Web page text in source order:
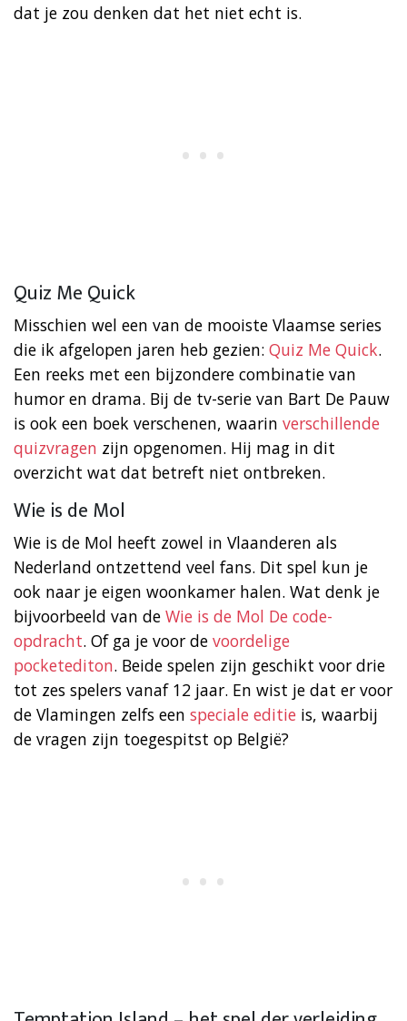
dat je zou denken dat het niet echt is.
Quiz Me Quick
Misschien wel een van de mooiste Vlaamse series
die ik afgelopen jaren heb gezien: Quiz Me Quick.
Een reeks met een bijzondere combinatie van
humor en drama. Bij de tv-serie van Bart De Pauw
is ook een boek verschenen, waarin verschillende
quizvragen zijn opgenomen. Hij mag in dit
overzicht wat dat betreft niet ontbreken.
Wie is de Mol
Wie is de Mol heeft zowel in Vlaanderen als
Nederland ontzettend veel fans. Dit spel kun je
ook naar je eigen woonkamer halen. Wat denk je
bijvoorbeeld van de Wie is de Mol De code-
opdracht. Of ga je voor de voordelige
pocketediton. Beide spelen zijn geschikt voor drie
tot zes spelers vanaf 12 jaar. En wist je dat er voor
de Vlamingen zelfs een speciale editie is, waarbij
de vragen zijn toegespitst op België?